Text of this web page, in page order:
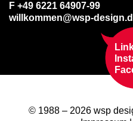
F +49 6221 64907-99
willkommen@wsp-
© 1988 – 2026 wsp